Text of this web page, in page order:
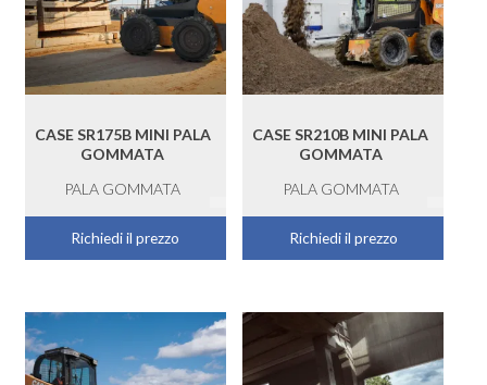
CASE SR175B MINI PALA
GOMMATA
PALA GOMMATA
Richiedi il prezzo
CASE SR210B MINI PALA
GOMMATA
PALA GOMMATA
Richiedi il prezzo